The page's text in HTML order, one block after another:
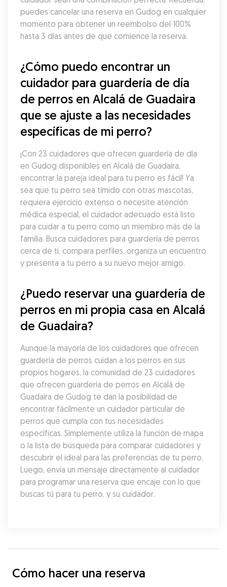
puedes cancelar una reserva en Gudog en cualquier
momento para obtener un reembolso del 100%
hasta 3 días antes de que comience la reserva.
¿Cómo puedo encontrar un
cuidador para guardería de día
de perros en Alcalá de Guadaira
que se ajuste a las necesidades
específicas de mi perro?
¡Con 23 cuidadores que ofrecen guardería de día
en Gudog disponibles en Alcalá de Guadaira,
encontrar la pareja ideal para tu perro es fácil! Ya
sea que tu perro sea tímido con otras mascotas,
requiera ejercicio extenso o necesite atención
médica especial, el cuidador adecuado está listo
para cuidar a tu perro como un miembro más de la
familia. Busca cuidadores para guardería de perros
cerca de ti, compara perfiles, organiza un encuentro
y presenta a tu perro a su nuevo mejor amigo.
¿Puedo reservar una guardería de
perros en mi propia casa en Alcalá
de Guadaira?
Aunque la mayoría de los cuidadores que ofrecen
guardería de perros cuidan a los perros en sus
propios hogares, la comunidad de 23 cuidadores
que ofrecen guardería de perros en Alcalá de
Guadaira de Gudog te dan la posibilidad de
encontrar fácilmente un cuidador particular de
perros que cumpla con tus necesidades
específicas. Simplemente utiliza la función de mapa
o la lista de búsqueda para comparar cuidadores y
descubrir el ideal para las preferencias de tu perro.
Luego, envía un mensaje directamente al cuidador
para programar una reserva que encaje con lo que
buscas tú para tu perro, y su cuidador.
Cómo hacer una reserva